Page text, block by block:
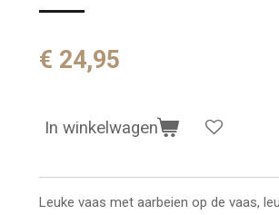
€ 24,95
In winkelwagen
Leuke vaas met aarbeien op de vaas,